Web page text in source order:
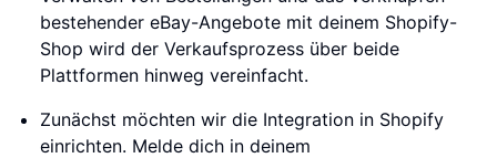
bestehender eBay-Angebote mit deinem Shopify-
Shop wird der Verkaufsprozess über beide
Plattformen hinweg vereinfacht.
Zunächst möchten wir die Integration in Shopify
einrichten. Melde dich in deinem